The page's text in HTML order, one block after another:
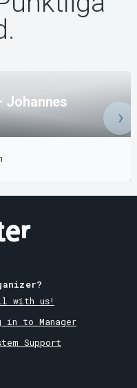
Johannes
with us!
in to Manager
Support